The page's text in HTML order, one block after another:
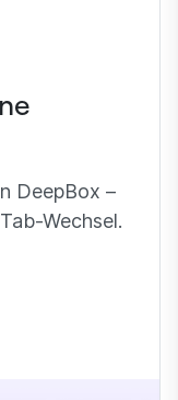
DeepBox –
Wechsel.